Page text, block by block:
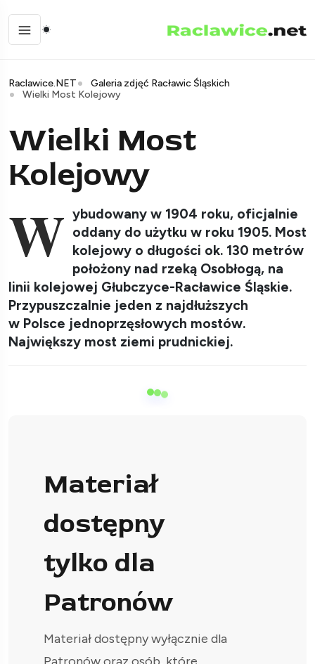
Raclawice.NET
Galeria zdjęć Racławic Śląskich
Wielki Most Kolejowy
Wielki Most
Kolejowy
W ybudowany w 1904 roku, oficjalnie
oddany do użytku w roku 1905. Most
kolejowy o długości ok. 130 metrów
położony nad rzeką Osobłogą, na
linii kolejowej Głubczyce-Racławice Śląskie.
Przypuszczalnie jeden z najdłuższych
w Polsce jednoprzęsłowych mostów.
Największy most ziemi prudnickiej.
Materiał
dostępny
tylko dla
Patronów
Materiał dostępny wyłącznie dla